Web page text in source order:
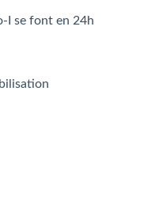
I se font en 24h